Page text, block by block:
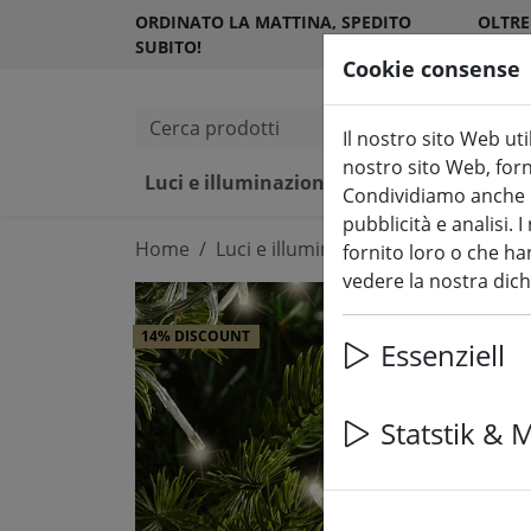
ORDINATO LA MATTINA, SPEDITO
SUBITO!
Cerca prodotti
Luci e illuminazione fiabesca
Home Luci e illuminazione fiabesca
14% DISCOUNT
Cookie consense
Il nostro sito Web
nostro sito Web,
Condividiamo
pubblicità e analisi.
fornito loro o che
vedere la nostra
Essenziell
Statstik &